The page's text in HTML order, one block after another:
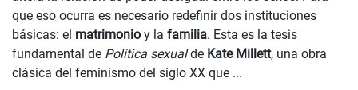
que eso ocurra es necesario redefinir dos instituciones
básicas: el matrimonio y la familia. Esta es la tesis
fundamental de Política sexualde Kate Millett, una obra
clásica del feminismo del siglo XX que ...